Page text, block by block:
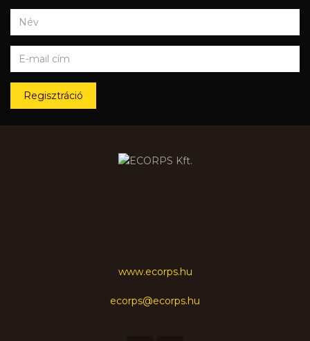
Regisztráció
www.ecorps.hu
ecorps@ecorps.hu